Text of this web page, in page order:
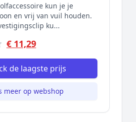
kun je je
en vrij van vuil houden.
ku...
€ 11,29
de laagste prijs
meer op webshop